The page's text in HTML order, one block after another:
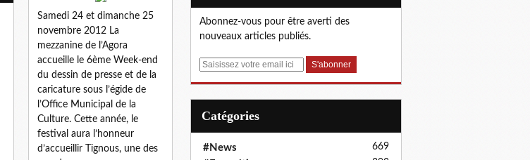
Samedi 24 et dimanche 25
novembre 2012 La
mezzanine de l’Agora
accueille le 6ème Week-end
du dessin de presse et de la
caricature sous l’égide de
l’Office Municipal de la
Culture. Cette année, le
festival aura l’honneur
d’accueillir Tignous, une des
Abonnez-vous pour être averti des
nouveaux articles publiés.
E
Catégories
#News 669